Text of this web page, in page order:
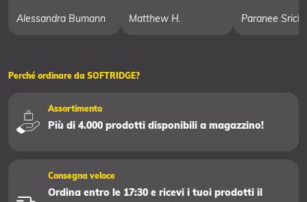
Alessandra Bumann Matthew H. Paranee
Perché ordinare da SOFTRIDGE?
Assortimento
Più di 4.000 prodotti disponibili a magazzino!
Consegna veloce
Ordina entro le 17:30 e ricevi i tuoi prodotti il